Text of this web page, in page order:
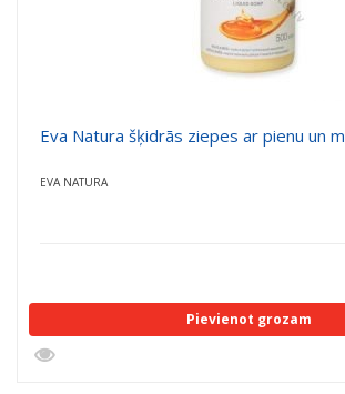
Eva Natura šķidrās ziepes ar pienu un
EVA NATURA
Pievienot grozam